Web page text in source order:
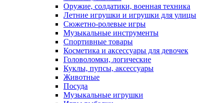
Оружие, солдатики, военная техника
Летние игрушки и игрушки для улицы
Сюжетно-ролевые игры
Музыкальные инструменты
Спортивные товары
Косметика и аксессуары для девочек
Головоломки, логические
Куклы, пупсы, аксессуары
Животные
Посуда
Музыкальные игрушки